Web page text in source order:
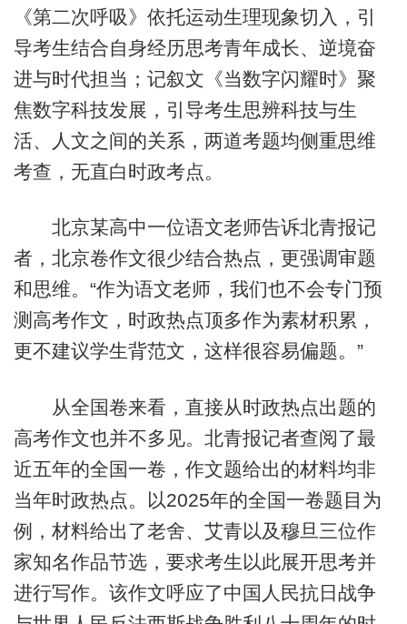
《第二次呼吸》依托运动生理现象切入，引
导考生结合自身经历思考青年成长、逆境奋
进与时代担当；记叙文《当数字闪耀时》聚
焦数字科技发展，引导考生思辨科技与生
活、人文之间的关系，两道考题均侧重思维
考查，无直白时政考点。
北京某高中一位语文老师告诉北青报记
者，北京卷作文很少结合热点，更强调审题
和思维。“作为语文老师，我们也不会专门预
测高考作文，时政热点顶多作为素材积累，
更不建议学生背范文，这样很容易偏题。”
从全国卷来看，直接从时政热点出题的
高考作文也并不多见。北青报记者查阅了最
近五年的全国一卷，作文题给出的材料均非
当年时政热点。以2025年的全国一卷题目为
例，材料给出了老舍、艾青以及穆旦三位作
家知名作品节选，要求考生以此展开思考并
进行写作。该作文呼应了中国人民抗日战争